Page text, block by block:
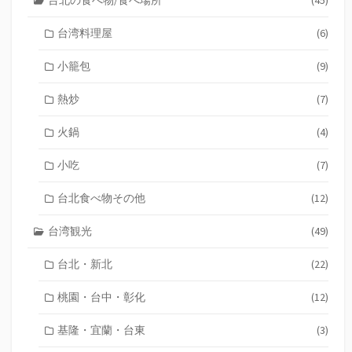
台湾料理屋 (6)
小籠包 (9)
熱炒 (7)
火鍋 (4)
小吃 (7)
台北食べ物その他 (12)
台湾観光 (49)
台北・新北 (22)
桃園・台中・彰化 (12)
基隆・宜蘭・台東 (3)